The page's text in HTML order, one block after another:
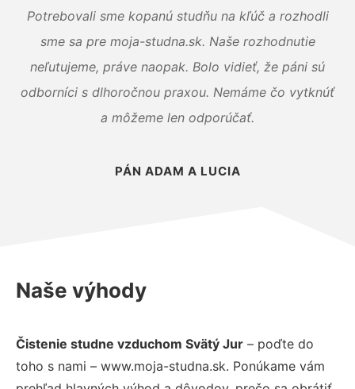
Potrebovali sme kopanú studňu na kľúč a rozhodli
sme sa pre moja-studna.sk. Naše rozhodnutie
neľutujeme, práve naopak. Bolo vidieť, že páni sú
odborníci s dlhoročnou praxou. Nemáme čo vytknúť
a môžeme len odporúčať.
PÁN ADAM A LUCIA
Naše výhody
Čistenie studne vzduchom Svätý Jur – poďte do
toho s nami – www.moja-studna.sk. Ponúkame vám